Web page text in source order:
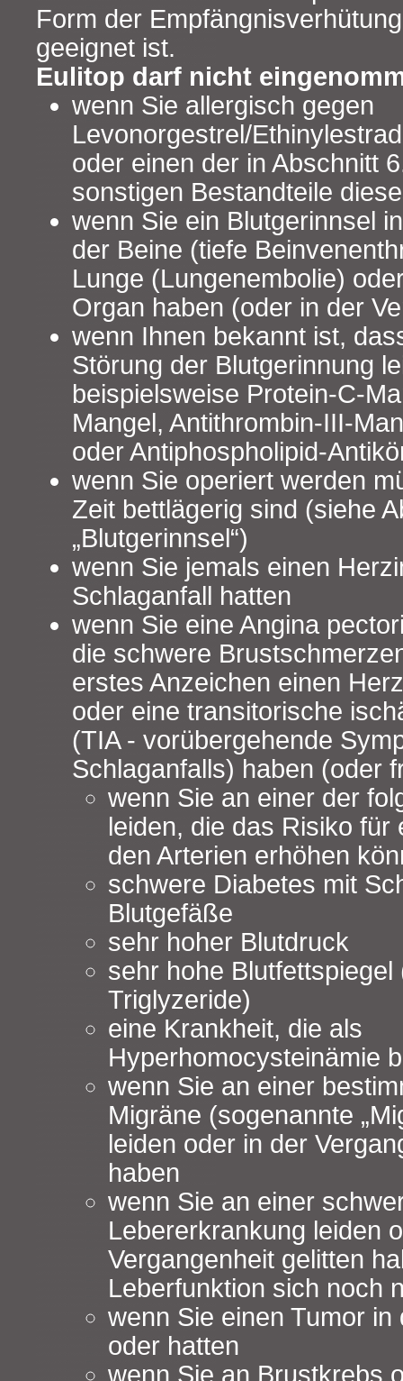
Form der
geeignet ist.
Eulitop darf nicht
wenn Sie allergisch gegen
Levonorgestrel/
oder einen der in Abschnitt
sonstigen Bestandteile
wenn Sie ein Blutgerinnsel
der Beine (tiefe
Lunge (Lungenembolie)
Organ haben (oder in der
wenn Ihnen bekannt ist,
Störung der Blutgerinnung
beispielsweise Protein-C-
Mangel, Antithrombin-III-
oder Antiphospholipid-
wenn Sie operiert werden
Zeit bettlägerig sind (siehe
„Blutgerinnsel“)
wenn Sie jemals einen
Schlaganfall hatten
wenn Sie eine Angina
die schwere
erstes Anzeichen einen
oder eine transitorische
(TIA - vorübergehende
Schlaganfalls) haben (oder
wenn Sie an einer der
leiden, die das Risiko für
den Arterien erhöhen
schwere Diabetes mit
Blutgefäße
sehr hoher Blutdruck
sehr hohe
Triglyzeride)
eine Krankheit, die als
Hyperhomocysteinämie
wenn Sie an einer
Migräne (sogenannte
leiden oder in der
haben
wenn Sie an einer
Lebererkrankung leiden
Vergangenheit gelitten
Leberfunktion sich noch
wenn Sie einen Tumor
oder hatten
wenn Sie an Brustkrebs